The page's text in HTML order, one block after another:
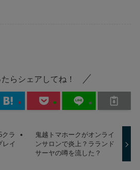
らシェアしてね！
ラ
レイ
鬼越トマホークがオンライ
ンサロンで炎上？ラランド
サーヤの噂を流した？